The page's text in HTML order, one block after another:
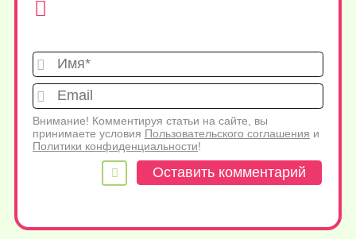
Имя*
Внимание! Комментируя статьи на сайте, вы
принимаете условия Пользовательского соглашения и
Политики конфиденциальности!